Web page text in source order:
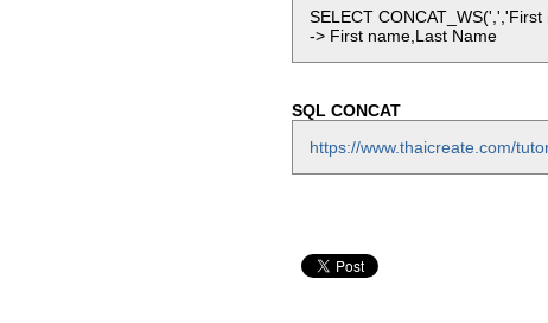
SELECT
-> First name,Last Name
SQL CONCAT
https://www.thaicreate.com/